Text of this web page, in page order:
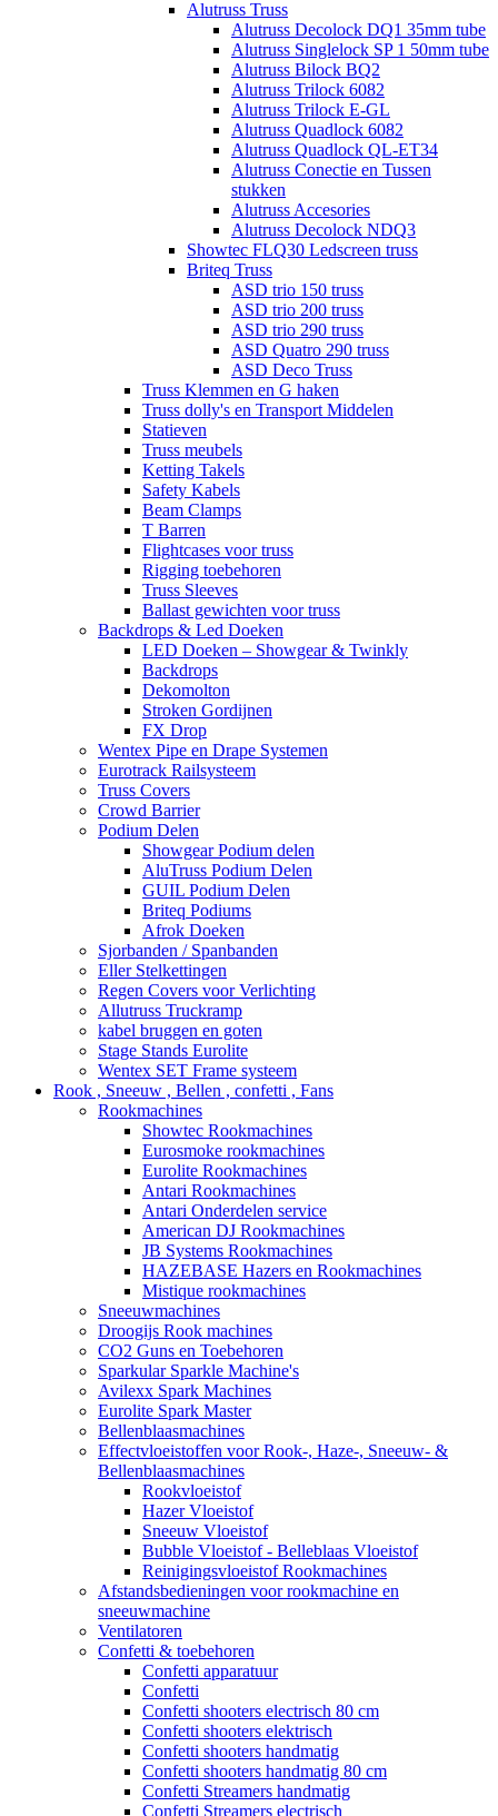
Alutruss Truss
Alutruss Decolock DQ1 35mm tube
Alutruss Singlelock SP 1 50mm tube
Alutruss Bilock BQ2
Alutruss Trilock 6082
Alutruss Trilock E-GL
Alutruss Quadlock 6082
Alutruss Quadlock QL-ET34
Alutruss Conectie en Tussen
stukken
Alutruss Accesories
Alutruss Decolock NDQ3
Showtec FLQ30 Ledscreen truss
Briteq Truss
ASD trio 150 truss
ASD trio 200 truss
ASD trio 290 truss
ASD Quatro 290 truss
ASD Deco Truss
Truss Klemmen en G haken
Truss dolly's en Transport Middelen
Statieven
Truss meubels
Ketting Takels
Safety Kabels
Beam Clamps
T Barren
Flightcases voor truss
Rigging toebehoren
Truss Sleeves
Ballast gewichten voor truss
Backdrops & Led Doeken
LED Doeken – Showgear & Twinkly
Backdrops
Dekomolton
Stroken Gordijnen
FX Drop
Wentex Pipe en Drape Systemen
Eurotrack Railsysteem
Truss Covers
Crowd Barrier
Podium Delen
Showgear Podium delen
AluTruss Podium Delen
GUIL Podium Delen
Briteq Podiums
Afrok Doeken
Sjorbanden / Spanbanden
Eller Stelkettingen
Regen Covers voor Verlichting
Allutruss Truckramp
kabel bruggen en goten
Stage Stands Eurolite
Wentex SET Frame systeem
Rook , Sneeuw , Bellen , confetti , Fans
Rookmachines
Showtec Rookmachines
Eurosmoke rookmachines
Eurolite Rookmachines
Antari Rookmachines
Antari Onderdelen service
American DJ Rookmachines
JB Systems Rookmachines
HAZEBASE Hazers en Rookmachines
Mistique rookmachines
Sneeuwmachines
Droogijs Rook machines
CO2 Guns en Toebehoren
Sparkular Sparkle Machine's
Avilexx Spark Machines
Eurolite Spark Master
Bellenblaasmachines
Effectvloeistoffen voor Rook-, Haze-, Sneeuw- &
Bellenblaasmachines
Rookvloeistof
Hazer Vloeistof
Sneeuw Vloeistof
Bubble Vloeistof - Belleblaas Vloeistof
Reinigingsvloeistof Rookmachines
Afstandsbedieningen voor rookmachine en
sneeuwmachine
Ventilatoren
Confetti & toebehoren
Confetti apparatuur
Confetti
Confetti shooters electrisch 80 cm
Confetti shooters elektrisch
Confetti shooters handmatig
Confetti shooters handmatig 80 cm
Confetti Streamers handmatig
Confetti Streamers electrisch